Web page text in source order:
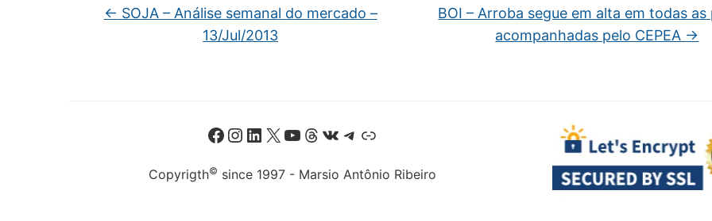
← SOJA – Análise semanal do mercado –
13/Jul/2013
BOI – Arroba segue em alta em todas as
acompanhadas pelo CEPEA →
Facebook Instagram LinkedIn X Youtube Threads
Copyrigth© since 1997 - Marsio Antônio Ribeiro